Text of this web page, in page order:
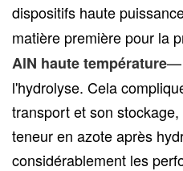
dispositifs haute
matière première pour la
AlN haute température—
l'hydrolyse. Cela
transport et son
teneur en azote après
considérablement les